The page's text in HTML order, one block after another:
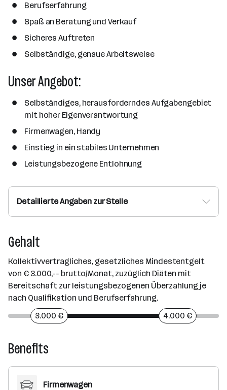
Berufserfahrung
Spaß an Beratung und Verkauf
Sicheres Auftreten
Selbständige, genaue Arbeitsweise
Unser Angebot:
Selbständiges, herausforderndes Aufgabengebiet
mit hoher Eigenverantwortung
Firmenwagen, Handy
Einstieg in ein stabiles Unternehmen
Leistungsbezogene Entlohnung
Detaillierte Angaben zur Stelle
Gehalt
Kollektivvertragliches, gesetzliches Mindestentgelt
von € 3.000,-- brutto/Monat, zuzüglich Diäten mit
Bereitschaft zur leistungsbezogenen Überzahlung je
nach Qualifikation und Berufserfahrung.
3.000 €
4.000 €
Benefits
Firmenwagen